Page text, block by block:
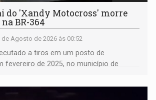
do 'Xandy Motocross' morre
BR-364
de Agosto de 2026 às 00:52
a tiros em um posto de
fevereiro de 2025, no município de